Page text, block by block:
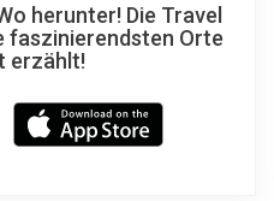
herunter! Die Travel
faszinierendsten Orte
erzählt!